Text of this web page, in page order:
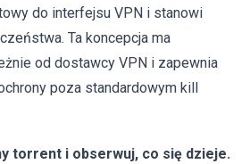
do interfejsu VPN i stanowi
Ta koncepcja ma
od dostawcy VPN i zapewnia
poza standardowym kill
torrent i obserwuj, co się dzieje.